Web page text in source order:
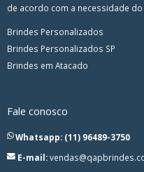
de acordo com a necessidade do
Brindes Personalizados
Brindes Personalizados SP
Brindes em Atacado
Fale conosco
Whatsapp: (11) 96489-3750
E-mail: